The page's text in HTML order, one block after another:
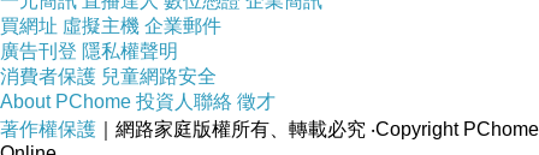
抵達佛羅倫斯。
（2）中午先去
提宮」，再走到超美的花園「
Bardini」，這兒可以看到很美的佛羅倫斯全景。
買網址 虛擬主機 企業郵件
廣告刊登 隱私權聲明
消費者保護 兒童網路安全
About PChome 投資人聯絡 徵才
著作權保護 ｜網路家庭版權所有、轉載必究 ‧Copyright PChome